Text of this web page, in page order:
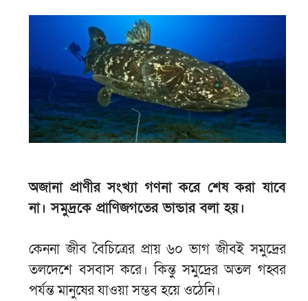
অজানা প্রাণীর সংখ্যা গণনা করে শেষ করা যাবে
না। সমুদ্রকে প্রাণিজগতের ভান্ডার বলা হয়।
কেননা জীব বৈচিত্রের প্রায় ৬০ ভাগ জীবই সমুদ্রের
তলদেশে বসবাস করে। কিন্তু সমুদ্রের অতল গহ্বর
পর্যন্ত মানুষের যাওয়া সম্ভব হয়ে ওঠেনি।